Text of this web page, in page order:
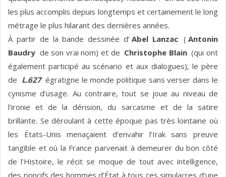
les plus accomplis depuis longtemps et certainement le long
métrage le plus hilarant des dernières années.
À partir de la bande dessinée d’ Abel Lanzac ( Antonin
Baudry de son vrai nom) et de Christophe Blain (qui ont
également participé au scénario et aux dialogues), le père
de L.627 égratigne le monde politique sans verser dans le
cynisme d’usage. Au contraire, tout se joue au niveau de
l’ironie et de la dérision, du sarcasme et de la satire
brillante. Se déroulant à cette époque pas très lointaine où
les États-Unis menaçaient d’envahir l’Irak sans preuve
tangible et où la France parvenait à demeurer du bon côté
de l’Histoire, le récit se moque de tout avec intelligence,
des poncifs des hommes d’État à tous ces simulacres d’une